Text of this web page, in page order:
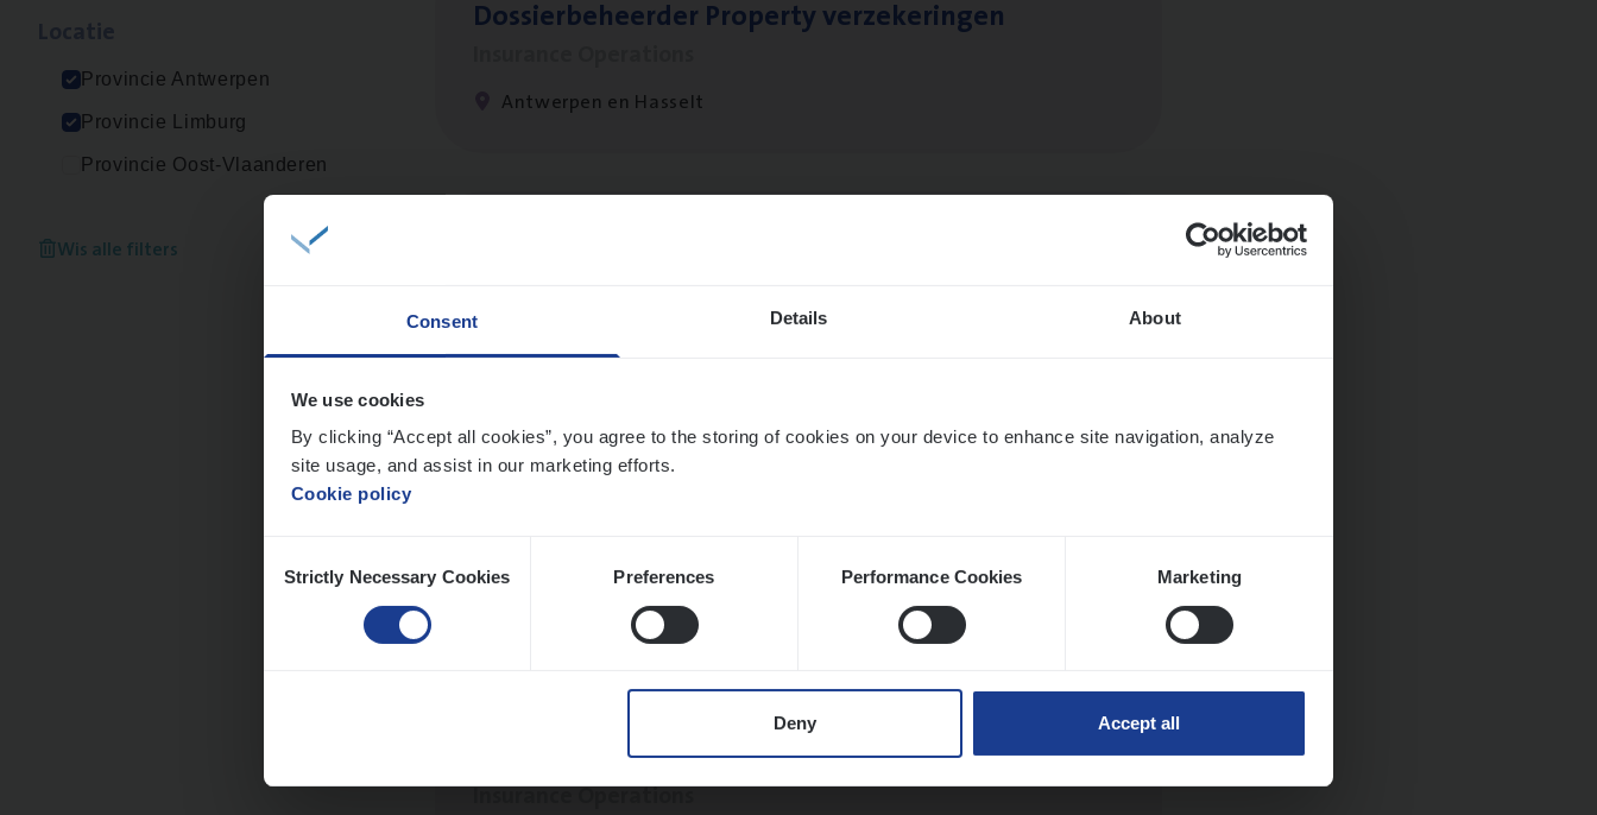
Consent Details About
We use cookies
By clicking “Accept all cookies”, you agree to the storing of cookies on your device to enhance site navigation, analyze
site usage, and assist in our marketing efforts.
Cookie policy
Selection
Strictly Necessary Cookies Preferences Performance Cookies Marketing
Deny Accept all
Provincie Antwerpen
Provincie Limburg
Provincie Oost-Vlaanderen
Wis alle filters
Dos­sier­be­heer­der Pro­per­ty verzekeringen
Antwerpen en Hasselt
Insurance Operations
Insurance Operations
Client Exe­cu­ti­ve Marine
Insurance Operations